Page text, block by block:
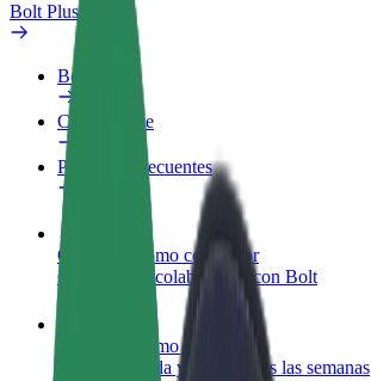
Bolt Plus
Beneficios
Cómo unirse
Preguntas frecuentes
Colaborar como conductor
Gana dinero colaborando con Bolt
Colaborar como repartidor
Repartí comida y cobrá todas las semanas